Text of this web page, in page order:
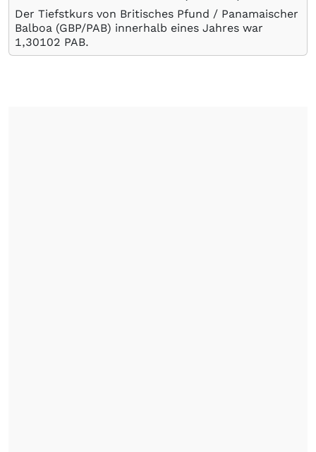
Der Tiefstkurs von Britisches Pfund / Panamaischer
Balboa (GBP/PAB) innerhalb eines Jahres war
1,30102 PAB.